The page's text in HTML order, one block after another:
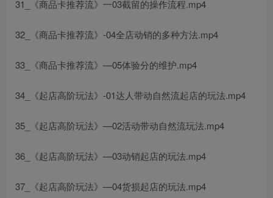
31_《商品卡推荐流》一03截留的操作流程.mp4
32_《商品卡推荐流》-04全店动销的多种方法.mp4
33_《商品卡推荐流》—05体验分的维护.mp4
34_《起店高阶玩法》-01达人带动自然流起店的玩法.mp4
35_《起店高阶玩法》—02活动带动自然流玩法.mp4
36_《起店高阶玩法》—03动销起店的玩法.mp4
37_《起店高阶玩法》—04货损起店的玩法.mp4